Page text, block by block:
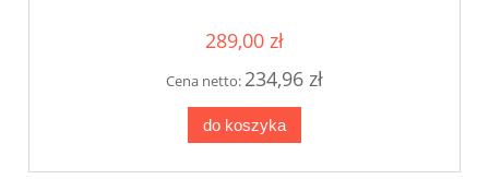
289,00 zł
Cena netto: 234,96 zł
do koszyka